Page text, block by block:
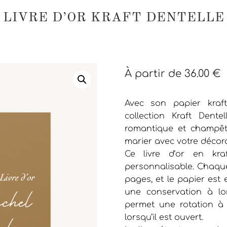
LIVRE D’OR KRAFT DENTELLE
À partir de 36.00 €
Avec son papier
collection Kraft
romantique et
marier avec votre
Ce livre d’or en
personnalisable.
pages, et le papier est
une conservation à
permet une rotation
lorsqu’il est ouvert.